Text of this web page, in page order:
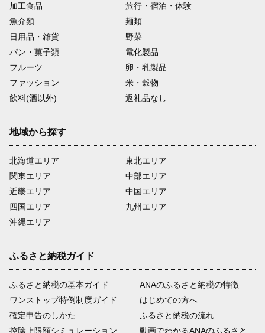
加工食品
旅行・宿泊・体験
魚介類
麺類
日用品・雑貨
野菜
パン・菓子類
電化製品
フルーツ
卵・乳製品
ファッション
米・穀物
飲料(酒以外)
返礼品なし
地域から探す
北海道エリア
関東エリア
近畿エリア
四国エリア
沖縄エリア
東北エリア
中部エリア
中国エリア
九州エリア
ふるさと納税ガイド
ふるさと納税の基本ガイド
ワンストップ特例制度ガイド
確定申告のしかた
控除上限額シミュレーション
ANAのふるさと納税の特徴
はじめての方へ
ふるさと納税の流れ
動画でわかるANAのふるさと